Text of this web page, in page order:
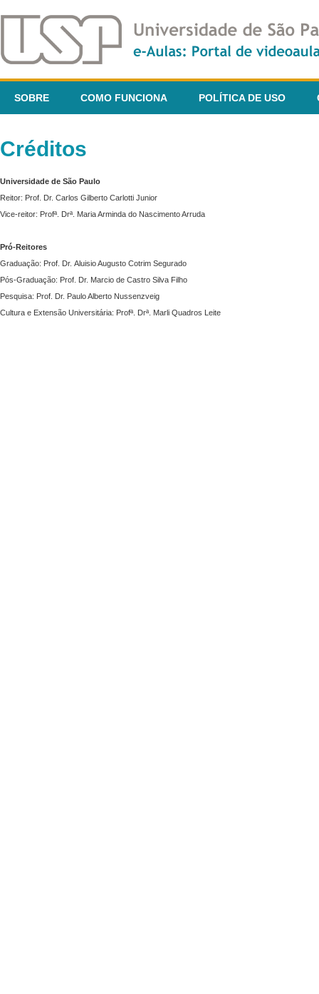
SOBRE COMO FUNCIONA POLÍTICA DE USO
Créditos
Universidade de São Paulo
Reitor: Prof. Dr. Carlos Gilberto Carlotti Junior
Vice-reitor: Profª. Drª. Maria Arminda do Nascimento Arruda
Pró-Reitores
Graduação: Prof. Dr. Aluisio Augusto Cotrim Segurado
Pós-Graduação: Prof. Dr. Marcio de Castro Silva Filho
Pesquisa: Prof. Dr. Paulo Alberto Nussenzveig
Cultura e Extensão Universitária: Profª. Drª. Marli Quadros Leite